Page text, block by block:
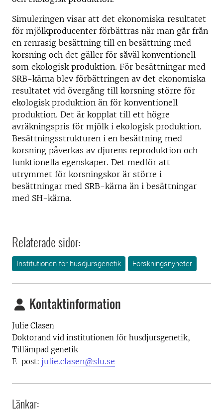
Simuleringen visar att det ekonomiska resultatet
för mjölkproducenter förbättras när man går från
en renrasig besättning till en besättning med
korsning och det gäller för såväl konventionell
som ekologisk produktion. För besättningar med
SRB-kärna blev förbättringen av det ekonomiska
resultatet vid övergång till korsning större för
ekologisk produktion än för konventionell
produktion. Det är kopplat till ett högre
avräkningspris för mjölk i ekologisk produktion.
Besättningsstrukturen i en besättning med
korsning påverkas av djurens reproduktion och
funktionella egenskaper. Det medför att
utrymmet för korsningskor är större i
besättningar med SRB-kärna än i besättningar
med SH-kärna.
Relaterade sidor:
Institutionen för husdjursgenetik Forskningsnyheter
Kontaktinformation
Julie Clasen
Doktorand vid institutionen för husdjursgenetik,
Tillämpad genetik
E-post: julie.clasen@slu.se
Länkar: